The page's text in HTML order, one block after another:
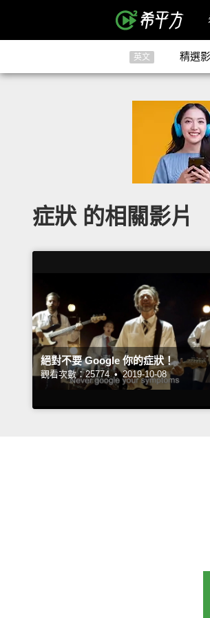
英文 精選
症狀 的相關影片
絕對不要 Google 你的症狀！
觀看次數：25774 • 2019-10-08